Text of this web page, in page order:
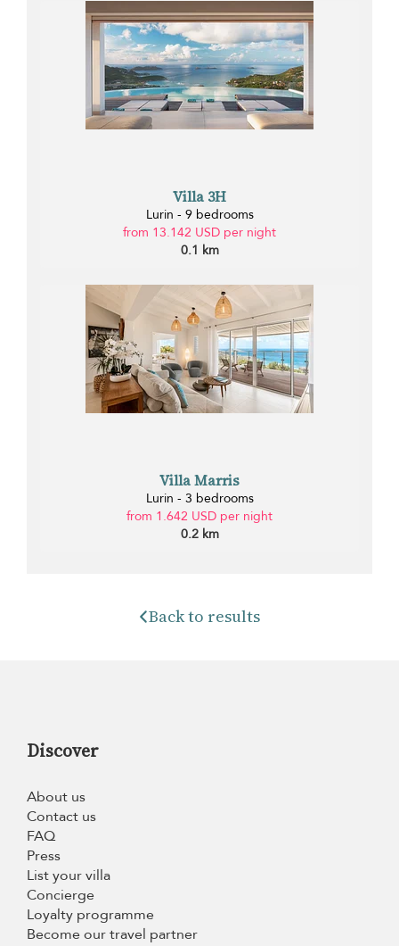
Villa 3H
Lurin - 9 bedrooms
from 13.142 USD per night
0.1 km
Villa Marris
Lurin - 3 bedrooms
from 1.642 USD per night
0.2 km
Back to results
Discover
About us
Contact us
FAQ
Press
List your villa
Concierge
Loyalty programme
Become our travel partner